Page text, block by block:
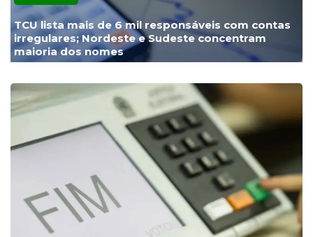
TCU lista mais de 6 mil responsáveis com contas
irregulares; Nordeste e Sudeste concentram
maioria dos nomes